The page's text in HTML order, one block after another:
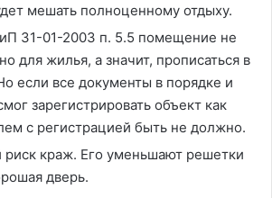
мешать полноценному отдыху.
31-01-2003 п. 5.5 помещение не
для жилья, а значит, прописаться в
если все документы в порядке и
зарегистрировать объект как
с регистрацией быть не должно.
краж. Его уменьшают решетки
дверь.